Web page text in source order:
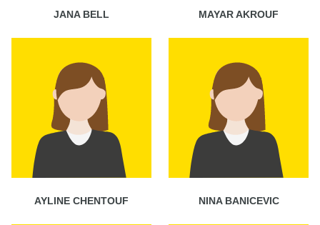
JANA BELL MAYAR AKROUF
AYLINE CHENTOUF NINA BANICEVIC